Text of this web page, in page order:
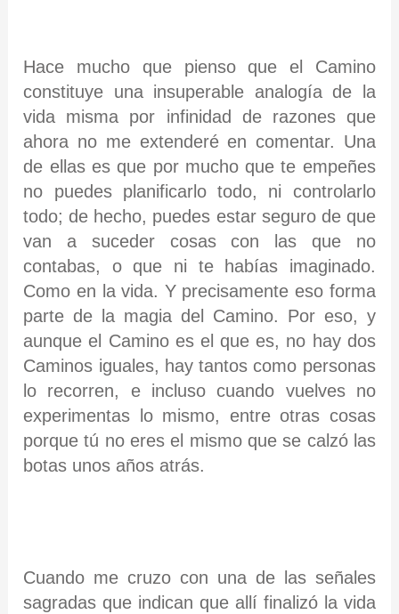
Hace mucho que pienso que el Camino
constituye una insuperable analogía de la
vida misma por infinidad de razones que
ahora no me extenderé en comentar. Una
de ellas es que por mucho que te empeñes
no puedes planificarlo todo, ni controlarlo
todo; de hecho, puedes estar seguro de que
van a suceder cosas con las que no
contabas, o que ni te habías imaginado.
Como en la vida. Y precisamente eso forma
parte de la magia del Camino. Por eso, y
aunque el Camino es el que es, no hay dos
Caminos iguales, hay tantos como personas
lo recorren, e incluso cuando vuelves no
experimentas lo mismo, entre otras cosas
porque tú no eres el mismo que se calzó las
botas unos años atrás.
Cuando me cruzo con una de las señales
sagradas que indican que allí finalizó la vida